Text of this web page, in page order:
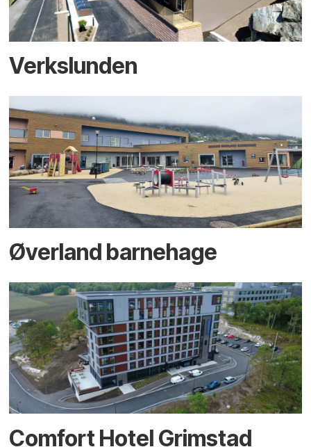
Verkslunden
Øverland barnehage
Comfort Hotel Grimstad